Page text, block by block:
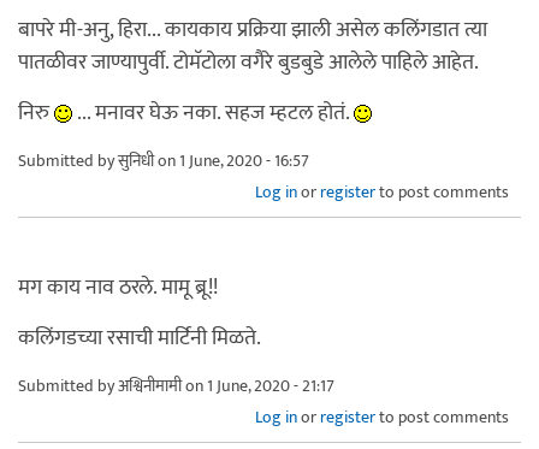
बापरे मी-अनु, हिरा... कायकाय प्रक्रिया झाली असेल कलिंगडात त्या
पातळीवर जाण्यापुर्वी. टोमॅटोला वगैरे बुडबुडे आलेले पाहिले आहेत.
निरु
... मनावर घेऊ नका. सहज म्हटल होतं.
Submitted byसुनिधीon 1 June, 2020 - 16:57
Log inorregisterto post comments
मग काय नाव ठरले. मामू ब्रू!!
कलिंगडच्या रसाची मार्टिनी मिळते.
Submitted byअश्विनीमामीon 1 June, 2020 - 21:17
Log inorregisterto post comments